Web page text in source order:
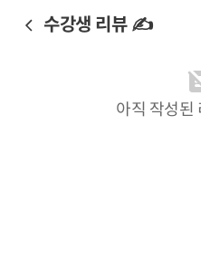
수강생 리뷰 ✍️
아직 작성된